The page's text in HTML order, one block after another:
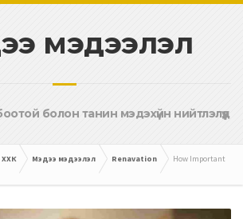
мэдээлэл
болон танин мэдэхүйн нийтлэлүүд
Мэдээ мэдээлэл Renavation
How Important